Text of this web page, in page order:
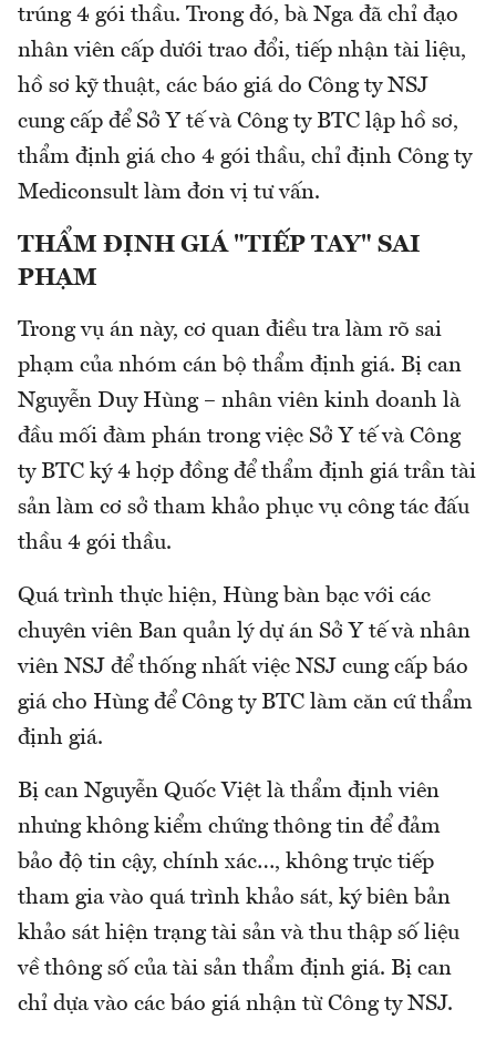
trúng 4 gói thầu. Trong đó, bà Nga đã chỉ đạo
nhân viên cấp dưới trao đổi, tiếp nhận tài liệu,
hồ sơ kỹ thuật, các báo giá do Công ty NSJ
cung cấp để Sở Y tế và Công ty BTC lập hồ sơ,
thẩm định giá cho 4 gói thầu, chỉ định Công ty
Mediconsult làm đơn vị tư vấn.
THẨM ĐỊNH GIÁ "TIẾP TAY" SAI
PHẠM
Trong vụ án này, cơ quan điều tra làm rõ sai
phạm của nhóm cán bộ thẩm định giá. Bị can
Nguyễn Duy Hùng – nhân viên kinh doanh là
đầu mối đàm phán trong việc Sở Y tế và Công
ty BTC ký 4 hợp đồng để thẩm định giá trần tài
sản làm cơ sở tham khảo phục vụ công tác đấu
thầu 4 gói thầu.
Quá trình thực hiện, Hùng bàn bạc với các
chuyên viên Ban quản lý dự án Sở Y tế và nhân
viên NSJ để thống nhất việc NSJ cung cấp báo
giá cho Hùng để Công ty BTC làm căn cứ thẩm
định giá.
Bị can Nguyễn Quốc Việt là thẩm định viên
nhưng không kiểm chứng thông tin để đảm
bảo độ tin cậy, chính xác…, không trực tiếp
tham gia vào quá trình khảo sát, ký biên bản
khảo sát hiện trạng tài sản và thu thập số liệu
về thông số của tài sản thẩm định giá. Bị can
chỉ dựa vào các báo giá nhận từ Công ty NSJ.